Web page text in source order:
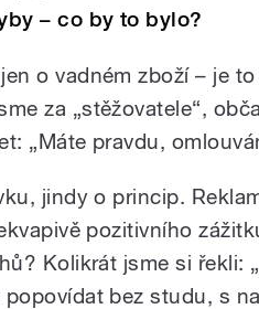
– co by to bylo?
o vadném zboží – je
za „stěžovatele“,
„Máte pravdu,
jindy o princip.
pozitivního
Kolikrát jsme si řekli:
bez studu, s